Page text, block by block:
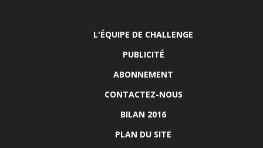
L'ÉQUIPE DE CHALLENGE
PUBLICITÉ
ABONNEMENT
CONTACTEZ-NOUS
BILAN 2016
PLAN DU SITE